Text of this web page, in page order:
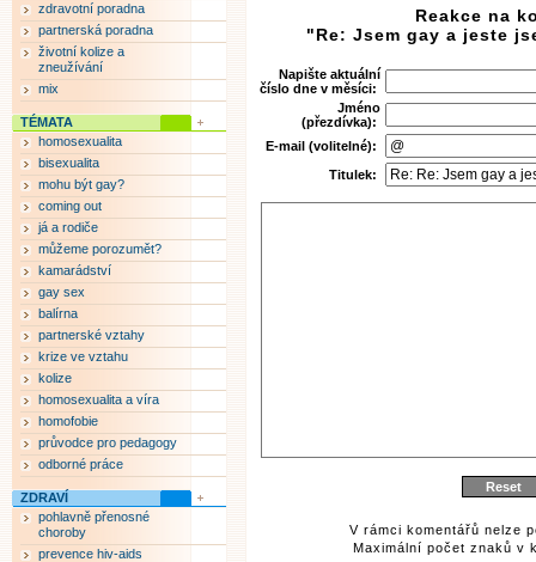
Reakce na
"Re: Jsem gay a jeste
Napište aktuální
číslo dne v měsíci:
Jméno
(přezdívka):
E-mail (volitelné):
Titulek:
V rámci komentářů nelze
Maximální počet znaků v
zdravotní poradna
partnerská poradna
životní kolize a
zneužívání
mix
TÉMATA
homosexualita
bisexualita
mohu být gay?
coming out
já a rodiče
můžeme porozumět?
kamarádství
gay sex
balírna
partnerské vztahy
krize ve vztahu
kolize
homosexualita a víra
homofobie
průvodce pro pedagogy
odborné práce
ZDRAVÍ
pohlavně přenosné
choroby
prevence hiv-aids